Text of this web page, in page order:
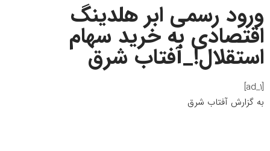
ورود رسمی ابر هلدینگ
اقتصادی به خرید سهام
استقلال!_آفتاب شرق
[ad_1]
به گزارش آفتاب شرق